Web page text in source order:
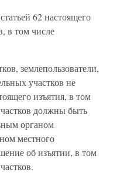
62 настоящего
в том числе
землепользователи,
участков не
изъятия, в том
должны быть
органом
местного
об изъятии, в том